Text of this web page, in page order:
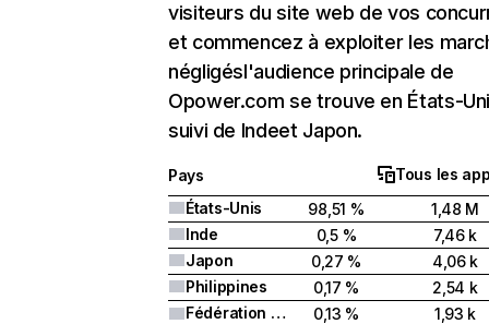
visiteurs du site web de vos
et commencez à exploiter les
négligésl'audience principale de
Opower.com se trouve en États-
suivi de Indeet Japon.
Pays
Tous les
États-Unis
98,51 %
1,48 M
Inde
0,5 %
7,46 k
Japon
0,27 %
4,06 k
Philippines
0,17 %
2,54 k
Fédération de Russie
0,13 % 1,93 k